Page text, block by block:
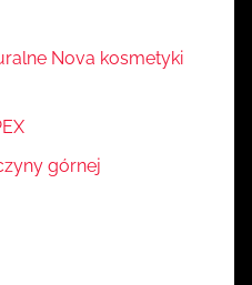
Nova kosmetyki
górnej